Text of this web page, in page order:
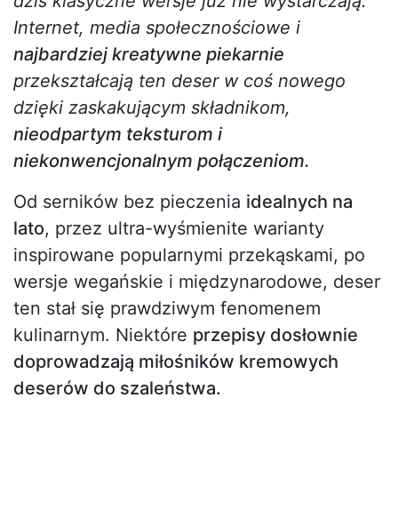
Internet, media społecznościowe i
najbardziej kreatywne piekarnie
przekształcają ten deser w coś nowego
dzięki zaskakującym składnikom,
nieodpartym teksturom i
niekonwencjonalnym połączeniom.
Od serników bez pieczenia idealnych na
lato, przez ultra-wyśmienite warianty
inspirowane popularnymi przekąskami, po
wersje wegańskie i międzynarodowe, deser
ten stał się prawdziwym fenomenem
kulinarnym. Niektóre przepisy dosłownie
doprowadzają miłośników kremowych
deserów do szaleństwa.